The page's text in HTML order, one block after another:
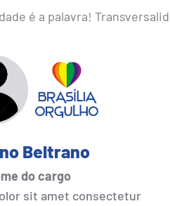
é a palavra!
Beltrano
do cargo
sit amet consectetur